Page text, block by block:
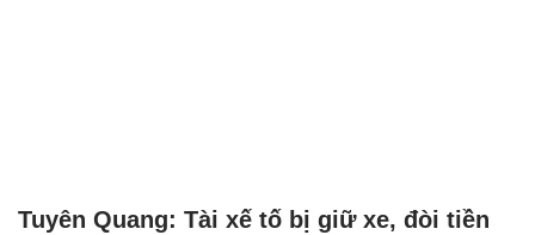
Tuyên Quang: Tài xế tố bị giữ xe, đòi tiền